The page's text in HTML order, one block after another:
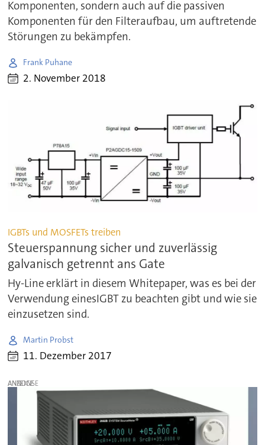
Komponenten, sondern auch auf die passiven
Komponenten für den Filteraufbau, um auftretende
Störungen zu bekämpfen.
Frank Puhane
2. November 2018
IGBTs und MOSFETs treiben
Steuerspannung sicher und zuverlässig
galvanisch getrennt ans Gate
Hy-Line erklärt in diesem Whitepaper, was es bei der
Verwendung einesIGBT zu beachten gibt und wie sie
einzusetzen sind.
Martin Probst
11. Dezember 2017
ANZEIGE